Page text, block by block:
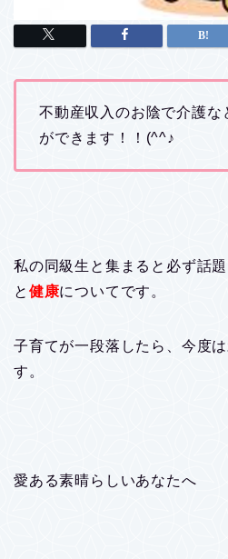
不動産収入のお陰で介護な
ができます！！(^^♪
私の同級生と集まると必ず話
と 健康についてです。
子育てが一段落したら、今度
す。
愛ある素晴らしいあなたへ